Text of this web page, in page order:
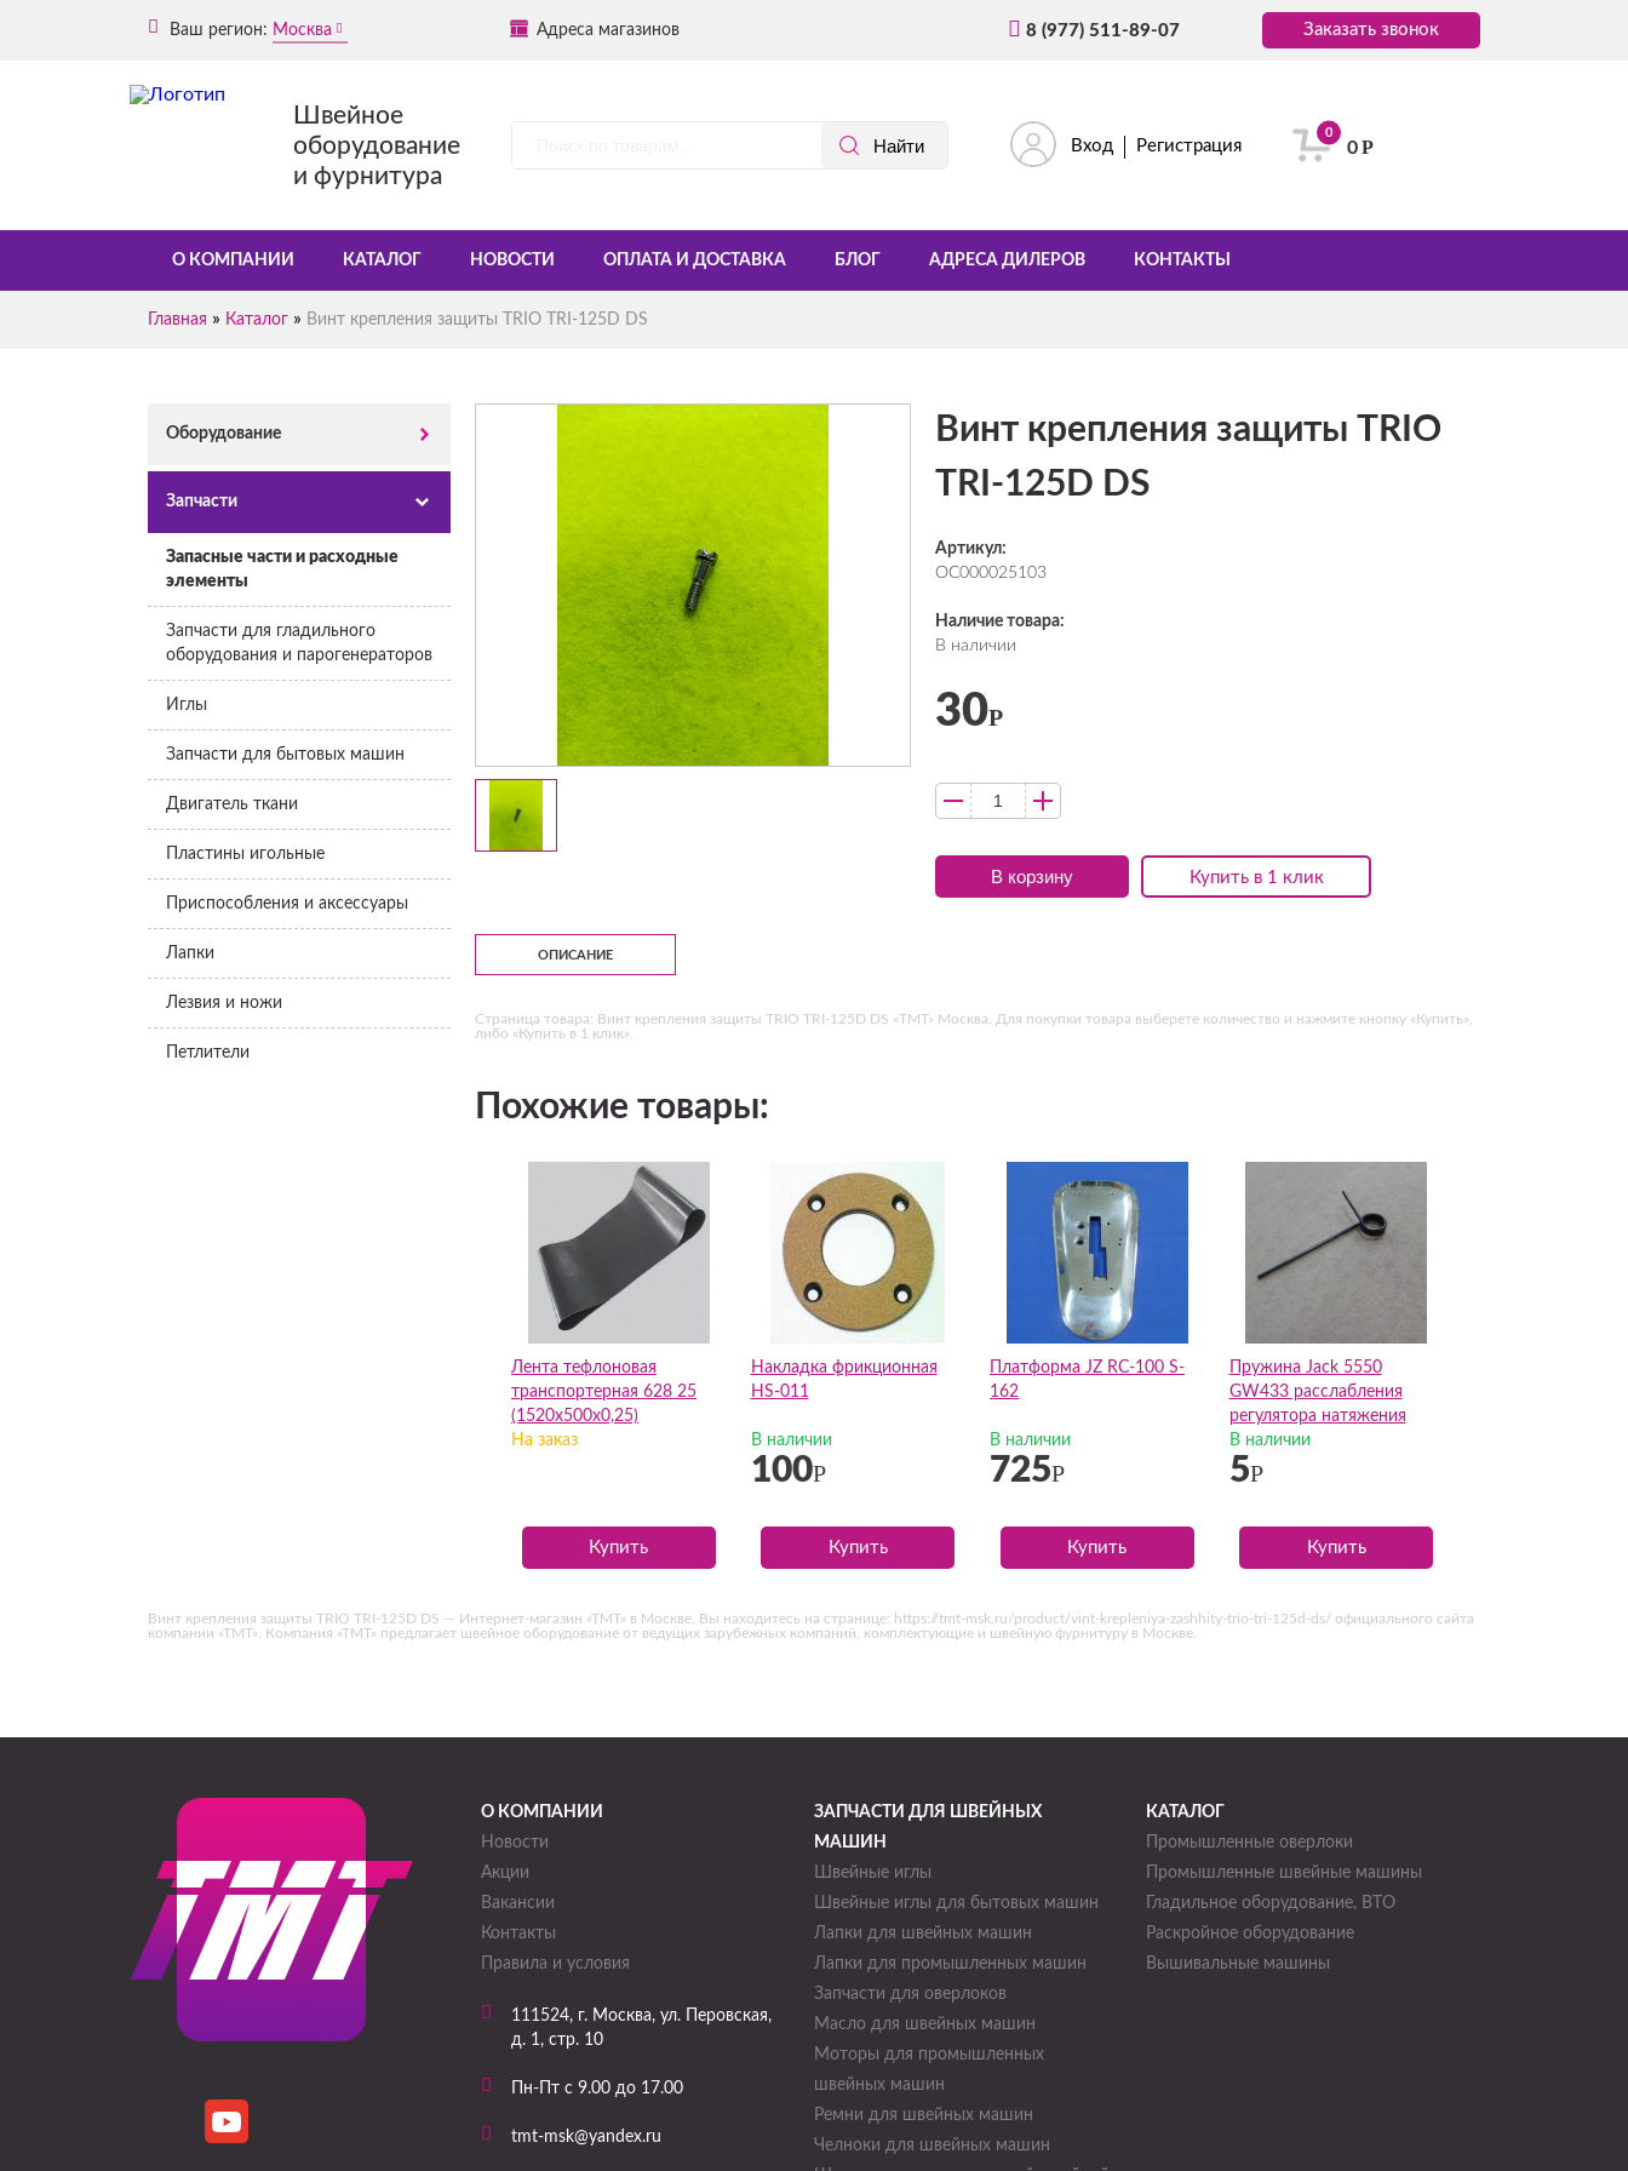
Ваш регион: Москва Адреса магазинов 8 (977) 511-89-07 Заказать звонок
Швейное
оборудование
и фурнитура
Вход Регистрация
0
0Р
О КОМПАНИИ КАТАЛОГ НОВОСТИ ОПЛАТА И ДОСТАВКА БЛОГ АДРЕСА ДИЛЕРОВ КОНТАКТЫ
Главная » Каталог » Винт крепления защиты TRIO TRI-125D DS
Оборудование
Запчасти
Запасные части и расходные
элементы
Запчасти для гладильного
оборудования и парогенераторов
Иглы
Запчасти для бытовых машин
Двигатель ткани
Пластины игольные
Приспособления и аксессуары
Лапки
Лезвия и ножи
Петлители
Винт крепления защиты TRIO
TRI-125D DS
Артикул:
ОС000025103
Наличие товара:
В наличии
Купить в 1 клик
30Р
В корзину
ОПИСАНИЕ
Страница товара: Винт крепления защиты TRIO TRI-125D DS «ТМТ» Москва. Для покупки товара выберете количество и нажмите кнопку «Купить»,
либо «Купить в 1 клик».
Похожие товары:
Лента тефлоновая
транспортерная 628 25
(1520х500х0,25)
На заказ
Купить
Накладка фрикционная
HS-011
В наличии
100Р
Купить
Платформа JZ RC-100 S-
162
В наличии
725Р
Купить
Пружина Jack 5550
GW433 расслабления
регулятора натяжения
В наличии
5Р
Купить
Винт крепления защиты TRIO TRI-125D DS — Интернет-магазин «ТМТ» в Москве. Вы находитесь на странице: https://tmt-msk.ru/product/vint-krepleniya-zashhity-trio-tri-125d-ds/ официального сайта
компании «ТМТ». Компания «ТМТ» предлагает швейное оборудование от ведущих зарубежных компаний, комплектующие и швейную фурнитуру в Москве.
О КОМПАНИИ
Новости
Акции
Вакансии
Контакты
Правила и условия
111524, г. Москва, ул. Перовская,
д. 1, стр. 10
Пн-Пт с 9.00 до 17.00
tmt-msk@yandex.ru
ЗАПЧАСТИ ДЛЯ ШВЕЙНЫХ
МАШИН
Швейные иглы
Швейные иглы для бытовых машин
Лапки для швейных машин
Лапки для промышленных машин
Запчасти для оверлоков
Масло для швейных машин
Моторы для промышленных
швейных машин
Ремни для швейных машин
Челноки для швейных машин
КАТАЛОГ
Промышленные оверлоки
Промышленные швейные машины
Гладильное оборудование, ВТО
Раскройное оборудование
Вышивальные машины